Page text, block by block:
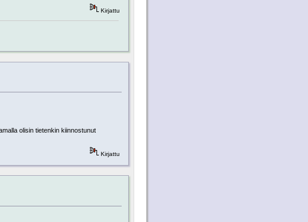
Kirjattu
olisin tietenkin kiinnostunut
Kirjattu